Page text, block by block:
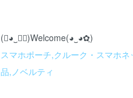
(❀◕‿◕ฺ)Welcome(◕‿◕✿ฺ)
スマホポーチ,クルーク・スマホ
品,ノベルティ